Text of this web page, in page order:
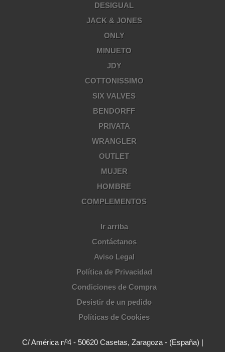
DESIGUAL
JACK & JONES
ONLY
MINUETO
JDY
COTTONISSIMO
SIX VALVES
BENDORFF
PRIVATA
WRANGLER
OUTLET
MUJER
HOMBRE
COMPLEMENTOS
Ir arriba
Contáctanos
Aviso Legal
Política de Privacidad
Condiciones de Compra
Desistir de un pedido
Políticas de Cookies
C/ América nº4 - 50620 Casetas, Zaragoza - (España) |